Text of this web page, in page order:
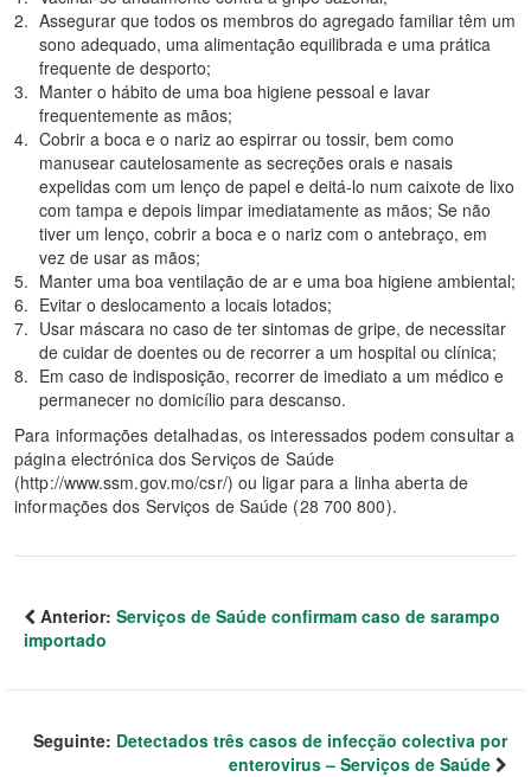
Assegurar que todos os membros do agregado familiar têm um
sono adequado, uma alimentação equilibrada e uma prática
frequente de desporto;
Manter o hábito de uma boa higiene pessoal e lavar
frequentemente as mãos;
Cobrir a boca e o nariz ao espirrar ou tossir, bem como
manusear cautelosamente as secreções orais e nasais
expelidas com um lenço de papel e deitá-lo num caixote de lixo
com tampa e depois limpar imediatamente as mãos; Se não
tiver um lenço, cobrir a boca e o nariz com o antebraço, em
vez de usar as mãos;
Manter uma boa ventilação de ar e uma boa higiene ambiental;
Evitar o deslocamento a locais lotados;
Usar máscara no caso de ter sintomas de gripe, de necessitar
de cuidar de doentes ou de recorrer a um hospital ou clínica;
Em caso de indisposição, recorrer de imediato a um médico e
permanecer no domicílio para descanso.
Para informações detalhadas, os interessados podem consultar a
página electrónica dos Serviços de Saúde
(http://www.ssm.gov.mo/csr/) ou ligar para a linha aberta de
informações dos Serviços de Saúde (28 700 800).
Anterior: Serviços de Saúde confirmam caso de sarampo
importado
Seguinte: Detectados três casos de infecção colectiva por
enterovirus – Serviços de Saúde